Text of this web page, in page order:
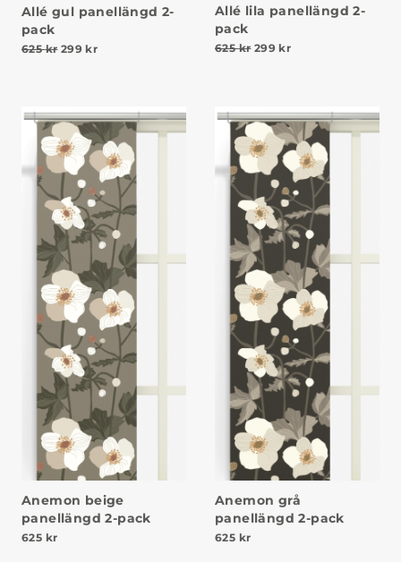
Allé gul panellängd 2-
pack
625kr Det ursprungliga priset var: 625 kr.
299 krDet nuvarande priset är: 299 kr.
Allé lila panellängd 2-
pack
625kr Det ursprungliga priset
299 krDet nuvarande
Anemon beige
panellängd 2-pack
625 kr
Anemon grå
panellängd 2-pack
625 kr